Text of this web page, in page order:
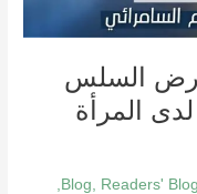
السلس
المرأة
Blog Readers' Blog